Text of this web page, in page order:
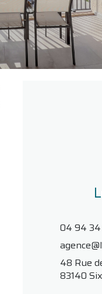
04 94
48 Rue
83140